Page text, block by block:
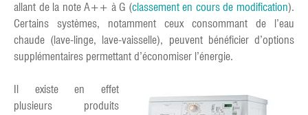
allant de la note A++ à G (classement en cours de modification).
Certains systèmes, notamment ceux consommant de l’eau
chaude (lave-linge, lave-vaisselle), peuvent bénéficier d’options
supplémentaires permettant d’économiser l’énergie.
Il existe en effet
plusieurs produits